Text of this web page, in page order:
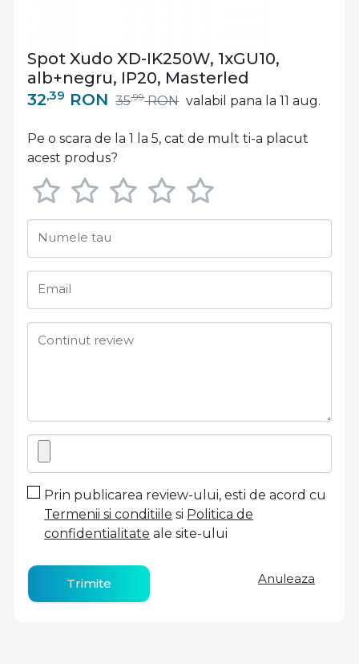
Spot Xudo XD-IK250W, 1xGU10,
alb+negru, IP20, Masterled
32,39 RON 35,99 RON valabil pana la 11 aug.
Pe o scara de la 1 la 5, cat de mult ti-a placut
acest produs?
Numele tau
Email
Continut review
Prin publicarea review-ului, esti de acord cu
Termenii si conditiile si Politica de
confidentialitate ale site-ului
Trimite Anuleaza